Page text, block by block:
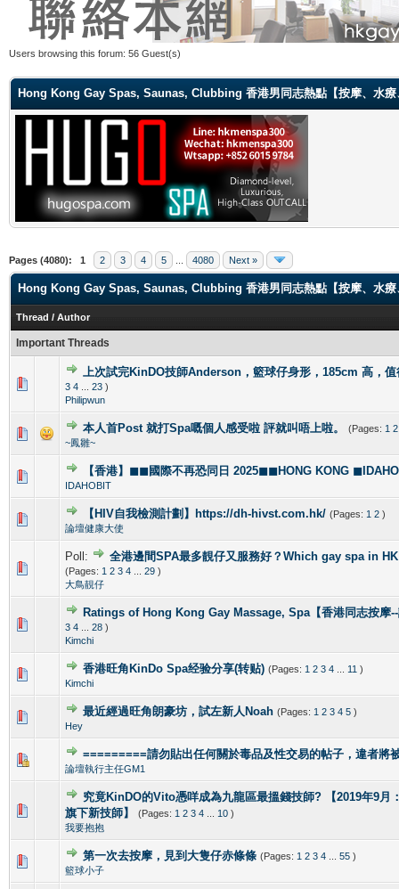
Users browsing this forum: 56 Guest(s)
Hong Kong Gay Spas, Saunas, Clubbing 香港男同志熱點【按摩、水
Pages (4080): 1 2 3 4 5 4080 Next »
Hong Kong Gay Spas, Saunas, Clubbing 香港男同志熱點【按摩、水療
Thread / Author
Important Threads
上次試完KinDO技師Anderson，籃球仔身形，185cm 高，
3 4 23 )
Philipwun
本人首Post 就打Spa嘅個人感受啦 評就叫唔上啦。 (Pages: 1 2
~鳳雛~
1 Vote(s) - 5 out of 5 in Average
12345
【香港】◼◼國際不再恐同日 2025◼◼HONG KONG
IDAHOBIT
0 Vote(s) - 0 out of 5 in Average
12345
【HIV自我檢測計劃】https://dh-hivst.com.hk/ (Pages: 1 2 )
論壇健康大使
0 Vote(s) - 0 out of 5 in Average
1 2345
Poll: 全港邊間SPA最多靚仔又服務好？Which gay spa in
(Pages: 1 2 3 4 29 )
大鳥靚仔
1 Vote(s) - 4 out of 5 in Average
Ratings of Hong Kong Gay Massage, Spa【香港同志按摩
3 4 28 )
Kimchi
1 Vote(s) - 5 out of 5 in Average
23
香港旺角KinDo Spa经验分享(转贴) (Pages: 1 2 3 4 11 )
Kimchi
0 Vote(s) - 0 out of 5 in Average
12345
最近經過旺角朗豪坊，試左新人Noah (Pages: 1 2 3 4 5 )
Hey
1 Vote(s) - 5 out of 5 in Average
12345
=========請勿貼出任何關於毒品及性交易的帖子，違者將
論壇執行主任GM1
1 Vote(s) - 4 out of 5 in Average
12345
究竟KinDO的Vito憑咩成為九龍區最搵錢技師? 【2019年9月
旗下新技師】
(Pages: 1 2 3 4 10 )
我要抱抱
0 Vote(s) - 0 out of 5 in Average
12 3 5
第一次去按摩，見到大隻仔赤條條 (Pages: 1 2 3 4 55 )
籃球小子
0 Vote(s) - 0 out of 5 in Average
12345